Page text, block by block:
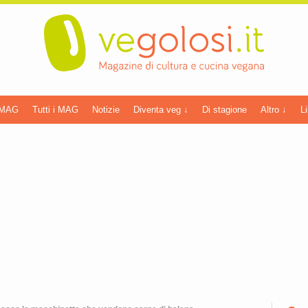
Tutti i MAG Notizie Diventa veg ↓ Di stagione Altro ↓